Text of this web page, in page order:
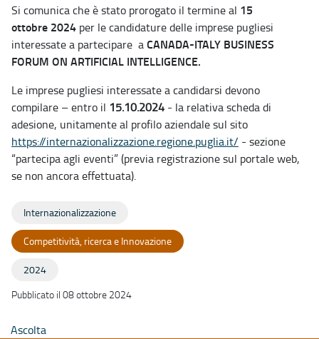
Si comunica che è stato prorogato il termine al 15
ottobre 2024 per le candidature delle imprese pugliesi
interessate a partecipare aCANADA-ITALY BUSINESS
FORUM ON ARTIFICIAL INTELLIGENCE.
Le imprese pugliesi interessate a candidarsi devono
compilare – entro il 15.10.2024 - la relativa scheda di
adesione, unitamente al profilo aziendale sul sito
https://internazionalizzazione.regione.puglia.it/ - sezione
“partecipa agli eventi” (previa registrazione sul portale web,
se non ancora effettuata).
Internazionalizzazione
Competitività, ricerca e Innovazione
2024
Pubblicato il 08 ottobre 2024
Ascolta